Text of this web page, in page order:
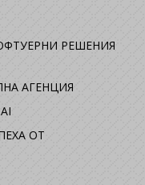
СОФТУЕРНИ РЕШЕНИЯ
АГЕНЦИЯ
ОТ